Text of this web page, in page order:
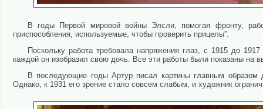
В годы Первой мировой войны Элсли, помогая фронту,
приспособления, используемые, чтобы проверить прицелы”.
Поскольку работа требовала напряжения глаз, с 1915 до
каждой он изобразил свою дочь. Все эти работы были показаны на
В последующие годы Артур писал картины главным образом
Однако, к 1931 его зрение стало совсем слабым, и художник